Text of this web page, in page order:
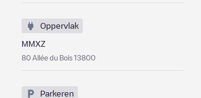
Oppervlak
MMXZ
80 Allée du Bois 13800
Parkeren